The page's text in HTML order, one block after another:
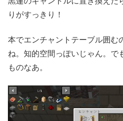
りがすっきり！
本でエンチャントテーブル囲む
ね。知的空間っぽいじゃん。で
ものなあ。